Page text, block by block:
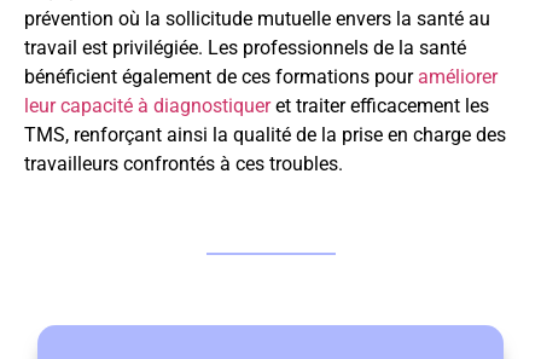
prévention où la sollicitude mutuelle envers la santé au
travail est privilégiée. Les professionnels de la santé
bénéficient également de ces formations pouraméliorer
leur capacité à diagnostiqueret traiter efficacement les
TMS, renforçant ainsi la qualité de la prise en charge des
travailleurs confrontés à ces troubles.